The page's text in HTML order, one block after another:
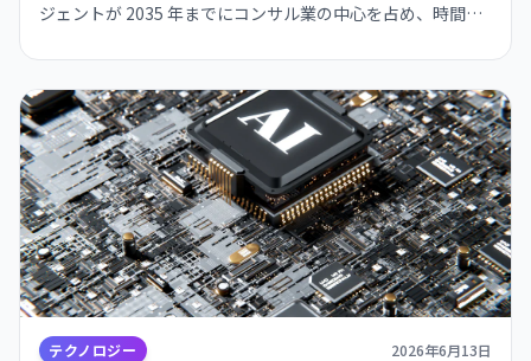
ジェントが 2035 年までにコンサル業の中心を占め、時間給
BCG も同じ危機感。業界全体が固定価格・成果報酬型への急
速な転換を余儀なくされている。
テクノロジー 2026年6月13日